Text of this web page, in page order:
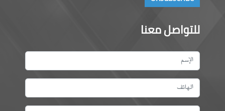
للتواصل معنا